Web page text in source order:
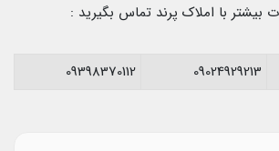
بیشتر با املاک پرند تماس بگیرید :
09024929213
09398370112